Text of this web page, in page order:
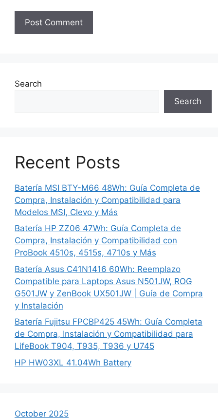
Search
Search
Recent Posts
Batería MSI BTY-M66 48Wh: Guía Completa de
Compra, Instalación y Compatibilidad para
Modelos MSI, Clevo y Más
Batería HP ZZ06 47Wh: Guía Completa de
Compra, Instalación y Compatibilidad con
ProBook 4510s, 4515s, 4710s y Más
Batería Asus C41N1416 60Wh: Reemplazo
Compatible para Laptops Asus N501JW, ROG
G501JW y ZenBook UX501JW | Guía de Compra
y Instalación
Batería Fujitsu FPCBP425 45Wh: Guía Completa
de Compra, Instalación y Compatibilidad para
LifeBook T904, T935, T936 y U745
HP HW03XL 41.04Wh Battery
October 2025